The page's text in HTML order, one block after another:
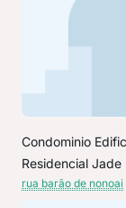
Condominio
Residencial Jade
rua barão de nonoai